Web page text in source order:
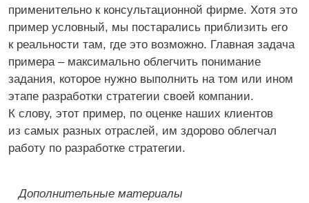
применительно к консультационной фирме. Хотя это
пример условный, мы постарались приблизить его
к реальности там, где это возможно. Главная задача
примера – максимально облегчить понимание
задания, которое нужно выполнить на том или ином
этапе разработки стратегии своей компании.
К слову, этот пример, по оценке наших клиентов
из самых разных отраслей, им здорово облегчал
работу по разработке стратегии.
Дополнительные материалы